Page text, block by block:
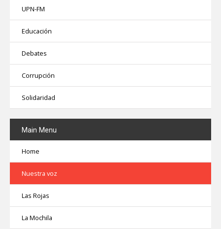
UPN-FM
Educación
Debates
Corrupción
Solidaridad
Main Menu
Home
Nuestra voz
Las Rojas
La Mochila